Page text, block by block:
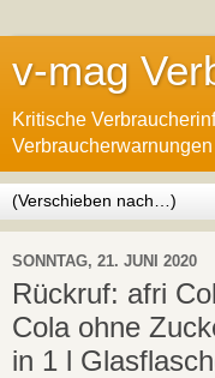
v-mag
Kritische
Verbraucherwarnungen
SONNTAG, 21. JUNI 2020
Rückruf: afri
Cola ohne
in 1 l